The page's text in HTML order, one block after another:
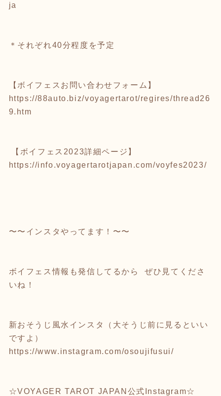
ja
＊それぞれ40分程度を予定
【ボイフェスお問い合わせフォーム】
https://88auto.biz/voyagertarot/regires/thread26
9.htm
【ボイフェス2023詳細ページ】
https://info.voyagertarotjapan.com/voyfes2023/
〜〜インスタやってます！〜〜
ボイフェス情報も発信してるから ぜひ見てくださ
いね！
新おそうじ風水インスタ（大そうじ前に見るといい
ですよ）
https://www.instagram.com/osoujifusui/
☆VOYAGER TAROT JAPAN公式Instagram☆